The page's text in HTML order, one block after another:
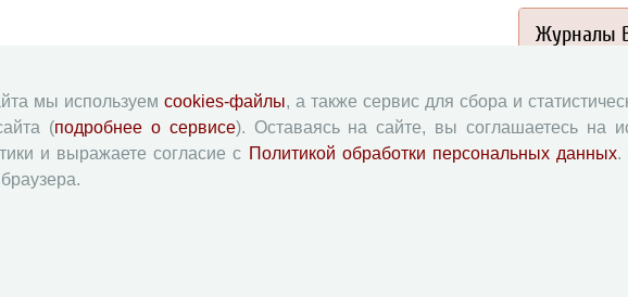
Журналы
Вопросы
мы используем cookies-файлы, а также сервис для сбора и
(подробнее о сервисе). Оставаясь на сайте, вы соглашаетесь на
и выражаете согласие с Политикой обработки персональных данных.